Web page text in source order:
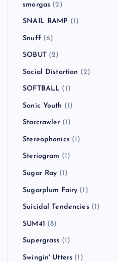
smorgas (2)
SNAIL RAMP (1)
Snuff (6)
SOBUT(2)
Social Distortion (2)
SOFTBALL (1)
Sonic Youth (1)
Starcrawler (1)
Stereophonics(1)
Steriogram (1)
Sugar Ray (1)
Sugarplum Fairy (1)
Suicidal Tendencies(1)
SUM41 (8)
Supergrass (1)
Swingin' Utters (1)